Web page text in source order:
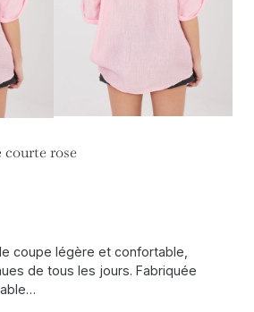
courte rose
coupe légère et confortable,
de tous les jours. Fabriquée